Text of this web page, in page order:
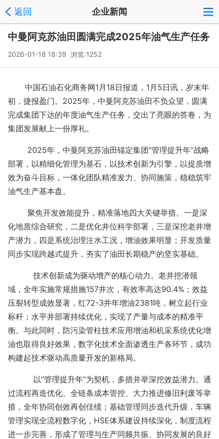
返回 企业新闻
中曼阿克苏油田圆满完成2025年油气生产任务
2026-01-18 18:39 浏览:1252
中国石油石化商务网1月18日报道，1月5日讯，岁末年
初，捷报盈门。2025年，中曼阿克苏油田不负众望，圆满
完成集团下达的年度油气生产任务，交出了亮眼的答卷，为
集团发展献上一份厚礼。
2025年，中曼阿克苏油田锚定集团“管理提升年”战略
部署，以精细化管理为基石，以技术创新为引擎，以提质增
效为奋斗目标，一体化团队精准发力、协同施策，稳稳筑牢
油气生产基本盘。
聚焦开发效能提升，精准落地四大关键举措。一是深
化地质综合研究，二是优化井位科学部署，三是深挖老井增
产潜力，四是系统治理注水工况，增油效果明显；开发质量
同步实现跨越式提升，夯实了油田长期稳产的坚实基础。
技术创新成为驱动增产的核心动力。老井挖潜领
域，全年实施常规措施157井次，有效率高达90.4%；效益
压裂转型成效显著，红72-3井年增油2381吨，树立起行业
标杆；水平井部署持续优化，实现了产量与成本的精准平
衡。与此同时，防污染管柱技术应用增油和机采系统优化增
油也取得良好效果，数字化技术全面渗透生产各环节，成功
构建起技术驱动高质量开发的新格局。
以“管理提升年”为契机，多措并举深挖效益潜力。通
过流程再造优化、全链条成本管控、大力推进修旧利废等举
措，全年协同创效再创佳绩；基础管理同步迭代升级，车辆
管理实现全流程数字化，HSE体系建设持续深化，制度流程
进一步完善，形成了管理与生产同频共振、协同发展的良好